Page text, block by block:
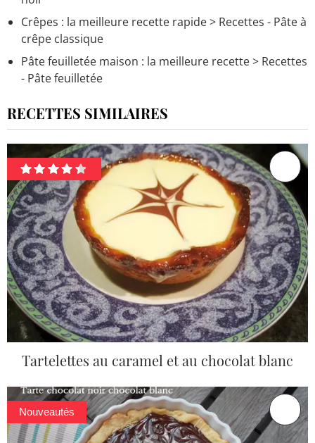
Crêpes : la meilleure recette rapide> Recettes - Pâte à
crêpe classique
Pâte feuilletée maison : la meilleure recette> Recettes
- Pâte feuilletée
RECETTES SIMILAIRES
Tartelettes au caramel et au chocolat blanc
Nouveautés